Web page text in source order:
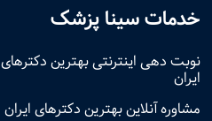
خدمات سینا پزشک
نوبت‌ دهی اینترنتی بهترین دکترهای
ایران
مشاوره آنلاین بهترین دکترهای ایران